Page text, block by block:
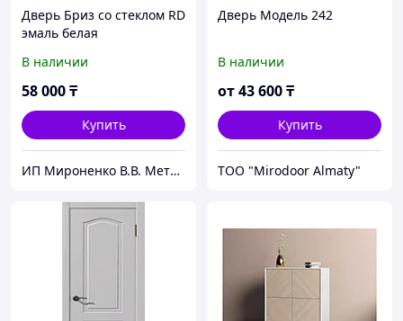
Дверь Бриз со стеклом RD
эмаль белая
В наличии
58 000₸
Купить
ИП Мироненко В.В. Металлические и межкомнатные двери
Дверь Модель 242
В наличии
от43 600₸
Купить
ТОО "Mirodoor Almaty"